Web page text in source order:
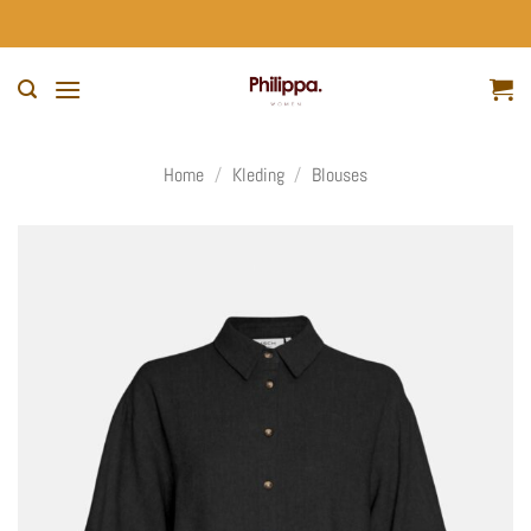
naar
Home / Kleding / Blouses